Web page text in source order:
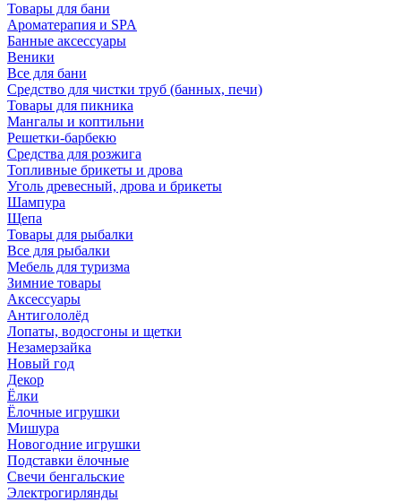
Товары для бани
Ароматерапия и SPA
Банные аксессуары
Веники
Все для бани
Средство для чистки труб (банных, печи)
Товары для пикника
Мангалы и коптильни
Решетки-барбекю
Средства для розжига
Топливные брикеты и дрова
Уголь древесный, дрова и брикеты
Шампура
Щепа
Товары для рыбалки
Все для рыбалки
Мебель для туризма
Зимние товары
Аксессуары
Антигололёд
Лопаты, водосгоны и щетки
Незамерзайка
Новый год
Декор
Ёлки
Ёлочные игрушки
Мишура
Новогодние игрушки
Подставки ёлочные
Свечи бенгальские
Электрогирлянды